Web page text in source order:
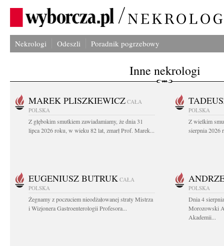
Nekrologi Odeszli Poradnik pogrzebowy
Inne nekrologi
MAREK PLISZKIEWICZ CAŁA
POLSKA
Z głębokim smutkiem zawiadamiamy, że dnia 31
lipca 2026 roku, w wieku 82 lat, zmarł Prof. Marek...
POLSKA
Z wielkim
sierpnia 2026
EUGENIUSZ BUTRUK CAŁA
POLSKA
Żegnamy z poczuciem nieodżałowanej straty Mistrza
i Wizjonera Gastroenterologii Profesora...
POLSKA
Dnia 4
Morozowski
Akademii...